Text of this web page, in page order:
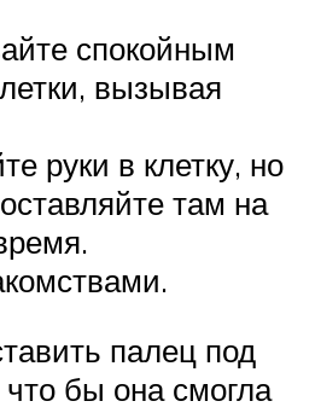
спокойным
вызывая
руки в клетку, но
там на
палец под
что бы она смогла